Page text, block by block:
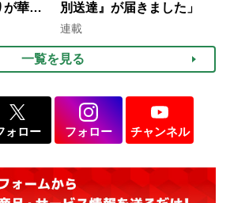
が華や
い分
別送達』が届きました」
連載
一覧を見る
ォロー フォロー チャンネル